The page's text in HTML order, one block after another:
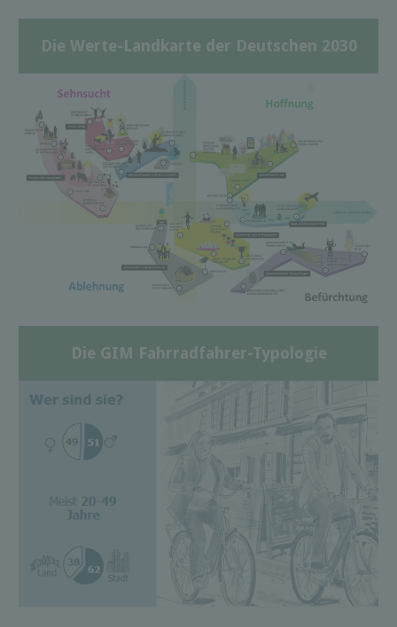
Die Werte-Landkarte der Deutschen 2030
Die GIM Fahrradfahrer-Typologie